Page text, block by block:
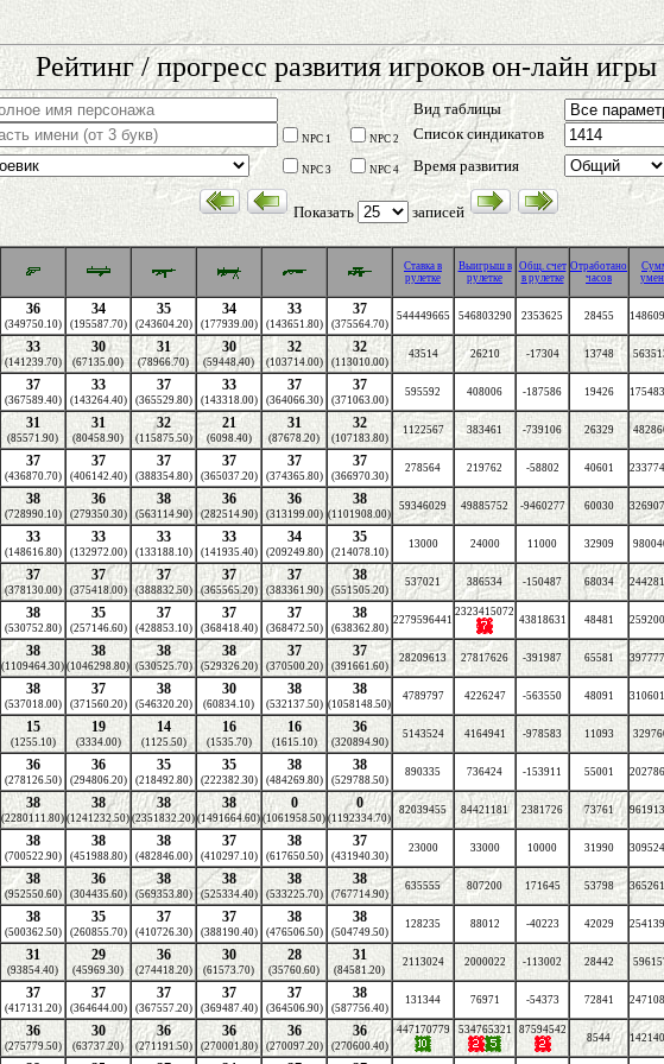
Рейтинг / прогресс развития игроков он-лайн
Вид таблицы
NPC 1 NPC 2
Список синдикатов
NPC 3 NPC 4 Время развития
Показать записей
Cтавка в
рулетке
Выигрыш в
рулетке
Общ. счет
в рулетке
Отработано
часов
36
(349750.10)
34
(195587.70)
35
(243604.20)
34
(177939.00)
33
(143651.80)
37
(375564.70)
544449665 546803290 2353625 28455
33
(141239.70)
30
(67135.00)
31
(78966.70)
30
(59448.40)
32
(103714.00)
32
(113010.00)
43514 26210 -17304 13748
37
(367589.40)
33
(143264.40)
37
(365529.80)
33
(143318.00)
37
(364066.30)
37
(371063.00)
595592 408006 -187586 19426
31
(85571.90)
31
(80458.90)
32
(115875.50)
21
(6098.40)
31
(87678.20)
32
(107183.80)
1122567 383461 -739106 26329
37
(436870.70)
37
(406142.40)
37
(388354.80)
37
(365037.20)
37
(374365.80)
37
(366970.30)
278564 219762 -58802 40601
38
(728990.10)
36
(279350.30)
38
(563114.90)
36
(282514.90)
36
(313199.00)
38
(1101908.00)
59346029 49885752 -9460277 60030
33
(148616.80)
33
(132972.00)
33
(133188.10)
33
(141935.40)
34
(209249.80)
35
(214078.10)
13000 24000 11000 32909
37
(378130.00)
37
(375418.00)
37
(388832.50)
37
(365565.20)
37
(383361.90)
38
(551505.20)
537021 386534 -150487 68034
38
(530752.80)
35
(257146.60)
37
(428853.10)
37
(368418.40)
37
(368472.50)
38
(638362.80)
2279596441
2323415072
43818631 48481
38
(1109464.30)
38
(1046298.80)
38
(530525.70)
38
(529326.20)
37
(370500.20)
37
(391661.60)
28209613 27817626 -391987 65581
38
(537018.00)
37
(371560.20)
38
(546320.20)
30
(60834.10)
38
(532137.50)
38
(1058148.50)
4789797 4226247 -563550 48091
15
(1255.10)
19
(3334.00)
14
(1125.50)
16
(1535.70)
16
(1615.10)
36
(320894.90)
5143524 4164941 -978583 11093
36
(278126.50)
36
(294806.20)
35
(218492.80)
35
(222382.30)
38
(484269.80)
38
(529788.50)
890335 736424 -153911 55001
38
(2280111.80)
38
(1241232.50)
38
(2351832.20)
38
(1491664.60)
0
(1061958.50)
0
(1192334.70)
82039455 84421181 2381726 73761
38
(700522.90)
38
(451988.80)
38
(482846.00)
37
(410297.10)
38
(617650.50)
37
(431940.30)
23000 33000 10000 31990
38
(952550.60)
36
(304435.60)
38
(569353.80)
38
(525334.40)
38
(533225.70)
38
(767714.90)
635555 807200 171645 53798
38
(500362.50)
35
(260855.70)
37
(410726.30)
37
(388190.40)
38
(476506.50)
38
(504749.50)
128235 88012 -40223 42029
31
(93854.40)
29
(45969.30)
36
(274418.20)
30
(61573.70)
28
(35760.60)
31
(84581.20)
2113024 2000022 -113002 28442
37
(417131.20)
37
(364644.00)
37
(367557.20)
37
(369487.40)
37
(364506.90)
38
(587756.40)
131344 76971 -54373 72841
36
(275779.50)
30
(63737.20)
36
(271191.50)
36
(270001.80)
36
(270097.20)
36
(270600.40)
447170779 534765321 87594542
8544